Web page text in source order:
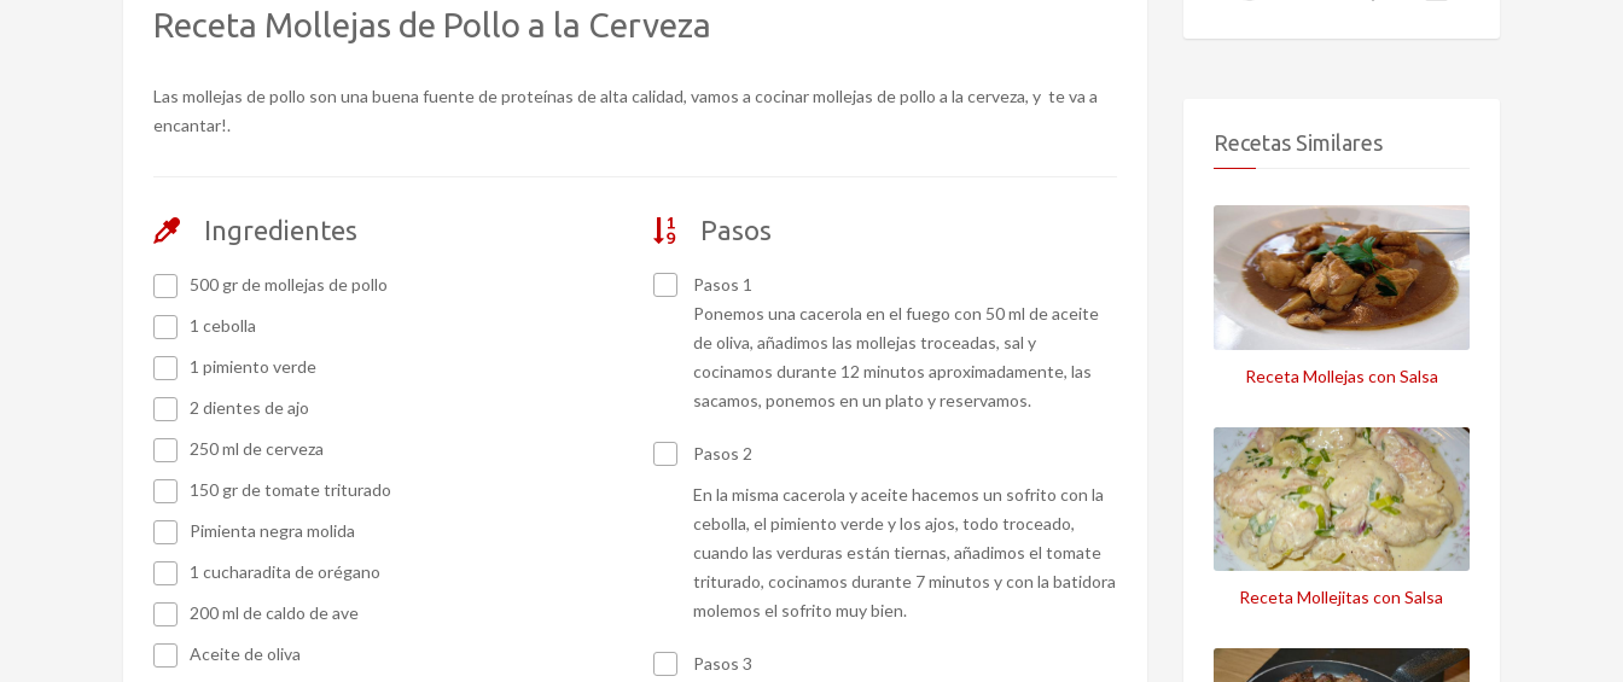
Receta Mollejas de Pollo a la Cerveza
Las mollejas de pollo son una buena fuente de proteínas de alta calidad, vamos a cocinar mollejas de pollo a la cerveza, y te va a
encantar!.
Ingredientes
500 gr de mollejas de pollo
1 cebolla
1 pimiento verde
2 dientes de ajo
250 ml de cerveza
150 gr de tomate triturado
Pimienta negra molida
1 cucharadita de orégano
200 ml de caldo de ave
Aceite de oliva
Pasos
Pasos 1
Ponemos una cacerola en el fuego con 50 ml de aceite
de oliva, añadimos las mollejas troceadas, sal y
cocinamos durante 12 minutos aproximadamente, las
sacamos, ponemos en un plato y reservamos.
Pasos 2
En la misma cacerola y aceite hacemos un sofrito con la
cebolla, el pimiento verde y los ajos, todo troceado,
cuando las verduras están tiernas, añadimos el tomate
triturado, cocinamos durante 7 minutos y con la batidora
molemos el sofrito muy bien.
Pasos 3
Recetas Similares
Receta Mollejas con Salsa
Receta Mollejitas con Salsa